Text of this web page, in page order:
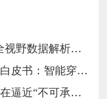
与等级精准评估**
标准与认证体系框架**
可承受之热”**